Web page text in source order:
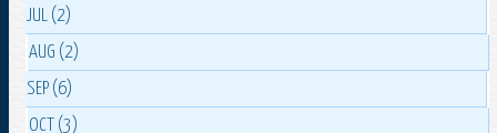
JUL (2)
AUG (2)
SEP (6)
OCT (3)